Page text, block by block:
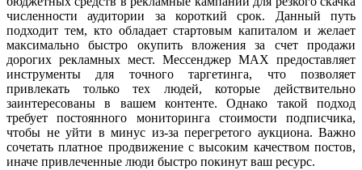
численности аудитории за короткий срок. Данный путь
подходит тем, кто обладает стартовым капиталом и желает
максимально быстро окупить вложения за счет продажи
дорогих рекламных мест. Мессенджер MAX предоставляет
инструменты для точного таргетинга, что позволяет
привлекать только тех людей, которые действительно
заинтересованы в вашем контенте. Однако такой подход
требует постоянного мониторинга стоимости подписчика,
чтобы не уйти в минус из-за перегретого аукциона. Важно
сочетать платное продвижение с высоким качеством постов,
иначе привлеченные люди быстро покинут ваш ресурс.